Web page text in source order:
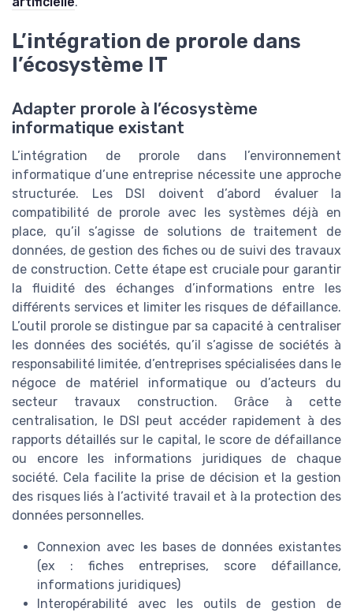
L’intégration de prorole dans
l’écosystème IT
Adapter prorole à l’écosystème
informatique existant
L’intégration de prorole dans l’environnement
informatique d’une entreprise nécessite une approche
structurée. Les DSI doivent d’abord évaluer la
compatibilité de prorole avec les systèmes déjà en
place, qu’il s’agisse de solutions de traitement de
données, de gestion des fiches ou de suivi des travaux
de construction. Cette étape est cruciale pour garantir
la fluidité des échanges d’informations entre les
différents services et limiter les risques de défaillance.
L’outil prorole se distingue par sa capacité à centraliser
les données des sociétés, qu’il s’agisse de sociétés à
responsabilité limitée, d’entreprises spécialisées dans le
négoce de matériel informatique ou d’acteurs du
secteur travaux construction. Grâce à cette
centralisation, le DSI peut accéder rapidement à des
rapports détaillés sur le capital, le score de défaillance
ou encore les informations juridiques de chaque
société. Cela facilite la prise de décision et la gestion
des risques liés à l’activité travail et à la protection des
données personnelles.
Connexion avec les bases de données existantes
(ex : fiches entreprises, score défaillance,
informations juridiques)
Interopérabilité avec les outils de gestion de